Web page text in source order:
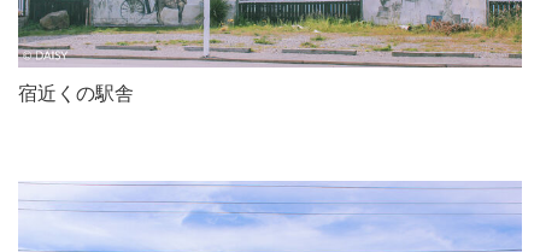
宿近くの駅舎